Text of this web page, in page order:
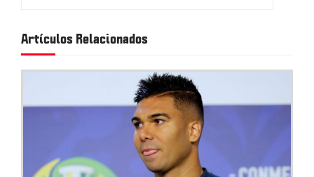
i
ó
n
Artículos Relacionados